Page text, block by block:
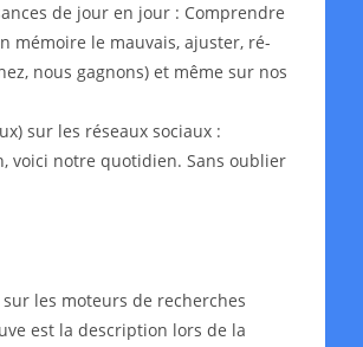
de jour en jour : Comprendre
mémoire le mauvais, ajuster, ré-
nous gagnons) et même sur nos
sur les réseaux sociaux :
voici notre quotidien. Sans oublier
les moteurs de recherches
est la description lors de la